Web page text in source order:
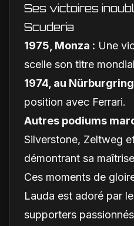
Ses victoires
Scuderia
1975, Monza : Une
scelle son titre
1974, au
position avec Ferrari.
Autres podiums
Silverstone, Zeltweg
démontrant sa
Ces moments de
Lauda est adoré par
supporters